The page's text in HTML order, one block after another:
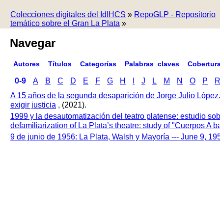
Colecciones digitales del IdIHCS » RepoGLP - Repositorio
temático sobre el Gran La Plata »
Navegar
Autores Títulos Categorías Palabras_claves
0-9 A B C D E F G H J L M N O P
R
A 15 años de la segunda desaparición de Jorge Julio
exigir justicia , (2021).
1999 y la desautomatización del teatro platense: estudio
defamiliarization of La Plata’s theatre: study of "Cuerpos A
9 de junio de 1956: La Plata, Walsh y Mayoría --- June 9,